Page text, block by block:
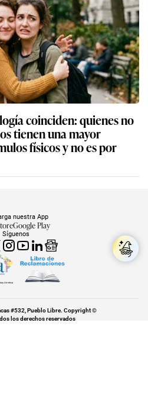
coinciden: quienes no
tienen una mayor
físicos y no es por
Síguenos
nuestra App
Google Play
América
#532, Pueblo Libre. Copyright ©
los derechos reservados